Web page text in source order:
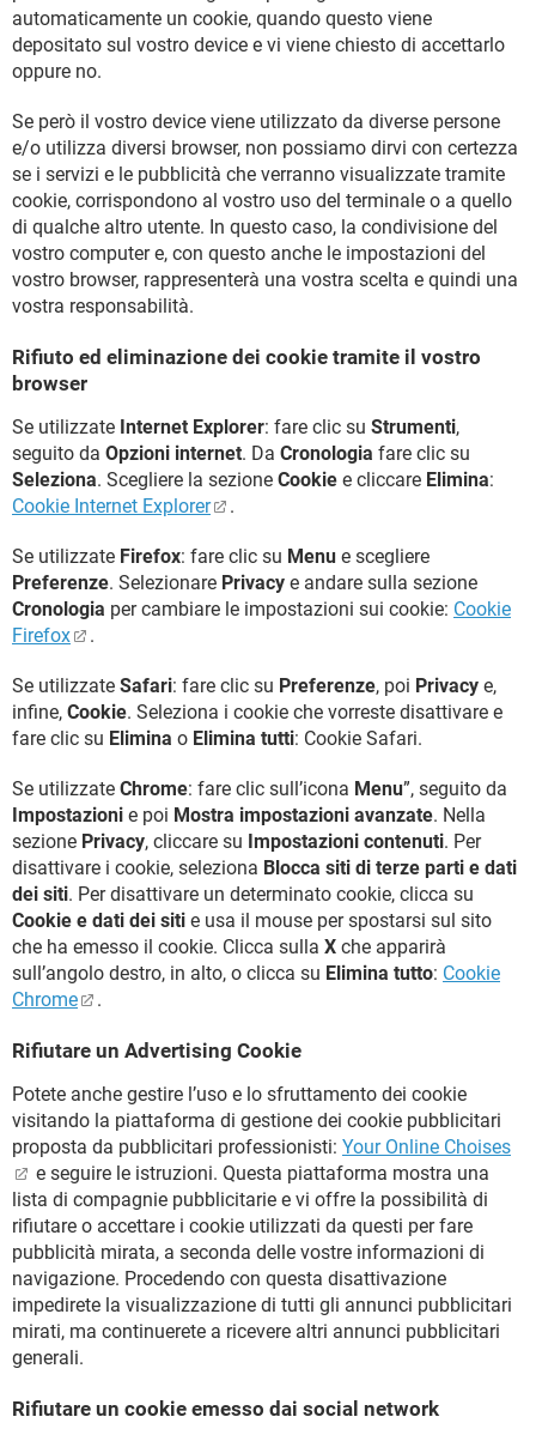
automaticamente un cookie, quando questo viene
depositato sul vostro device e vi viene chiesto di accettarlo
oppure no.
Se però il vostro device viene utilizzato da diverse persone
e/o utilizza diversi browser, non possiamo dirvi con certezza
se i servizi e le pubblicità che verranno visualizzate tramite
cookie, corrispondono al vostro uso del terminale o a quello
di qualche altro utente. In questo caso, la condivisione del
vostro computer e, con questo anche le impostazioni del
vostro browser, rappresenterà una vostra scelta e quindi una
vostra responsabilità.
Rifiuto ed eliminazione dei cookie tramite il vostro
browser
Se utilizzate Internet Explorer: fare clic su Strumenti,
seguito da Opzioni internet. Da Cronologia fare clic su
Seleziona. Scegliere la sezione Cookie e cliccare Elimina:
Cookie Internet Explorer
.
Se utilizzate Firefox: fare clic su Menu e scegliere
Preferenze. Selezionare Privacy e andare sulla sezione
Cronologia per cambiare le impostazioni sui cookie: Cookie
Firefox
.
Se utilizzate Safari: fare clic su Preferenze, poi Privacy e,
infine, Cookie. Seleziona i cookie che vorreste disattivare e
fare clic su Elimina o Elimina tutti: Cookie Safari.
Se utilizzate Chrome: fare clic sull’icona Menu”, seguito da
Impostazioni e poi Mostra impostazioni avanzate. Nella
sezione Privacy, cliccare su Impostazioni contenuti. Per
disattivare i cookie, seleziona Blocca siti di terze parti e dati
dei siti. Per disattivare un determinato cookie, clicca su
Cookie e dati dei siti e usa il mouse per spostarsi sul sito
che ha emesso il cookie. Clicca sulla X che apparirà
sull’angolo destro, in alto, o clicca su Elimina tutto: Cookie
Chrome
.
Rifiutare un Advertising Cookie
Potete anche gestire l’uso e lo sfruttamento dei cookie
visitando la piattaforma di gestione dei cookie pubblicitari
proposta da pubblicitari professionisti: Your Online Choises
e seguire le istruzioni. Questa piattaforma mostra una
lista di compagnie pubblicitarie e vi offre la possibilità di
rifiutare o accettare i cookie utilizzati da questi per fare
pubblicità mirata, a seconda delle vostre informazioni di
navigazione. Procedendo con questa disattivazione
impedirete la visualizzazione di tutti gli annunci pubblicitari
mirati, ma continuerete a ricevere altri annunci pubblicitari
generali.
Rifiutare un cookie emesso dai social network